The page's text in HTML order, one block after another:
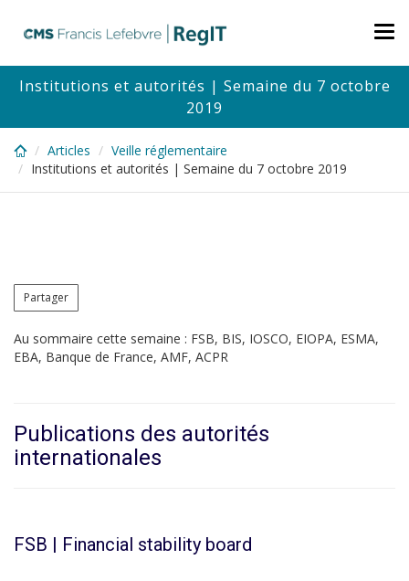
content
Institutions et autorités | Semaine du 7 octobre
2019
Articles
Veille réglementaire
Institutions et autorités | Semaine du 7 octobre 2019
Partager
Au sommaire cette semaine : FSB, BIS, IOSCO, EIOPA, ESMA,
EBA, Banque de France, AMF, ACPR
Publications des autorités
internationales
FSB | Financial stability board